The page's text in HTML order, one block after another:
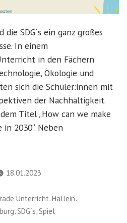
SDG´s ein ganz großes
In einem
in den Fächern
Ökologie und
sich die Schüler:innen mit
der Nachhaltigkeit.
Titel „How can we make
2030“. Neben
18.01.2023
Unterricht,Hallein,
SDG´s Spiel